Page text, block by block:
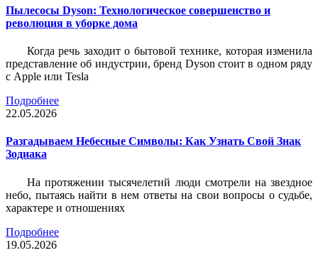
Пылесосы Dyson: Технологическое совершенство и
революция в уборке дома
Когда речь заходит о бытовой технике, которая изменила
представление об индустрии, бренд Dyson стоит в одном ряду
с Apple или Tesla
Подробнее
22.05.2026
Разгадываем Небесные Символы: Как Узнать Свой Знак
Зодиака
На протяжении тысячелетий люди смотрели на звездное
небо, пытаясь найти в нем ответы на свои вопросы о судьбе,
характере и отношениях
Подробнее
19.05.2026